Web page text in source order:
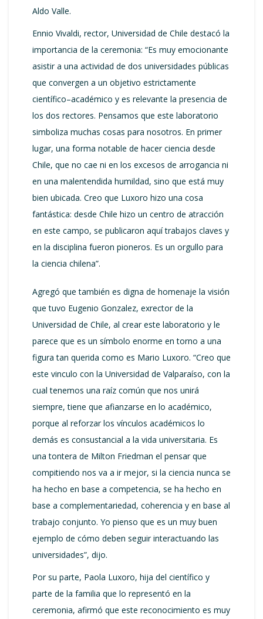
Aldo Valle.
Ennio Vivaldi, rector, Universidad de Chile destacó la
importancia de la ceremonia: “Es muy emocionante
asistir a una actividad de dos universidades públicas
que convergen a un objetivo estrictamente
científico–académico y es relevante la presencia de
los dos rectores. Pensamos que este laboratorio
simboliza muchas cosas para nosotros. En primer
lugar, una forma notable de hacer ciencia desde
Chile, que no cae ni en los excesos de arrogancia ni
en una malentendida humildad, sino que está muy
bien ubicada. Creo que Luxoro hizo una cosa
fantástica: desde Chile hizo un centro de atracción
en este campo, se publicaron aquí trabajos claves y
en la disciplina fueron pioneros. Es un orgullo para
la ciencia chilena”.
Agregó que también es digna de homenaje la visión
que tuvo Eugenio Gonzalez, exrector de la
Universidad de Chile, al crear este laboratorio y le
parece que es un símbolo enorme en torno a una
figura tan querida como es Mario Luxoro. “Creo que
este vinculo con la Universidad de Valparaíso, con la
cual tenemos una raíz común que nos unirá
siempre, tiene que afianzarse en lo académico,
porque al reforzar los vínculos académicos lo
demás es consustancial a la vida universitaria. Es
una tontera de Milton Friedman el pensar que
compitiendo nos va a ir mejor, si la ciencia nunca se
ha hecho en base a competencia, se ha hecho en
base a complementariedad, coherencia y en base al
trabajo conjunto. Yo pienso que es un muy buen
ejemplo de cómo deben seguir interactuando las
universidades”, dijo.
Por su parte, Paola Luxoro, hija del científico y
parte de la familia que lo representó en la
ceremonia, afirmó que este reconocimiento es muy